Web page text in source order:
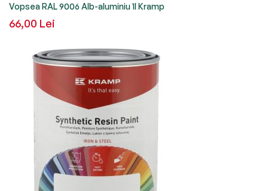
Vopsea RAL 9006 Alb-aluminiu 1l Kramp
66,00 Lei